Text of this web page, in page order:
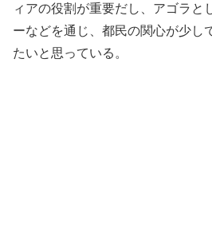
ィアの役割が重要だし、アゴラと
ーなどを通じ、都民の関心が少し
たいと思っている。